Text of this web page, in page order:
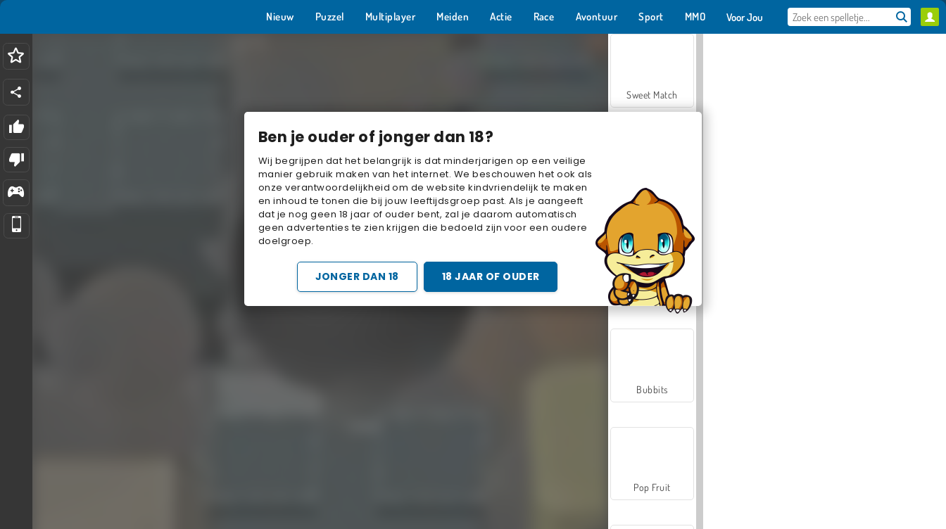
Ben je ouder of jonger dan 18?
Wij begrijpen dat het belangrijk is dat minderjarigen op een veilige
manier gebruik maken van het internet. We beschouwen het ook als
onze verantwoordelijkheid om de website kindvriendelijk te maken
en inhoud te tonen die bij jouw leeftijdsgroep past. Als je aangeeft
dat je nog geen 18 jaar of ouder bent, zal je daarom automatisch
geen advertenties te zien krijgen die bedoeld zijn voor een oudere
doelgroep.
JONGER DAN 18 18 JAAR OF OUDER
Nieuw Puzzel Multiplayer Meiden Actie Race Avontuur Sport MMO Voor Jou
Sweet Match
Zen Solitaire
Farmerama
Bubbits
Pop Fruit